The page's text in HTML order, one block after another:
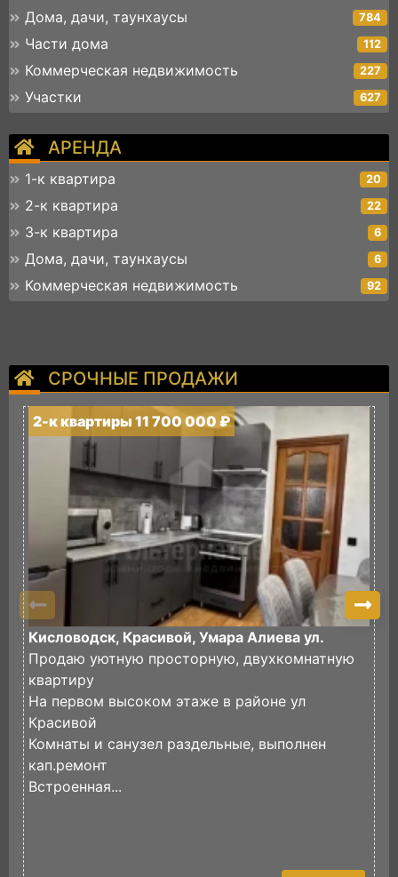
Дома, дачи, таунхаусы 784
Части дома 112
Коммерческая недвижимость 227
Участки 627
АРЕНДА
1-к квартира 20
2-к квартира 22
3-к квартира 6
Дома, дачи, таунхаусы 6
Коммерческая недвижимость 92
СРОЧНЫЕ ПРОДАЖИ
2-к квартиры 11 700 000 ₽
Кисловодск, Красивой, Умара Алиева ул.
Продаю уютную просторную, двухкомнатную
квартиру
На первом высоком этаже в районе ул
Красивой
Комнаты и санузел раздельные, выполнен
кап.ремонт
Встроенная...